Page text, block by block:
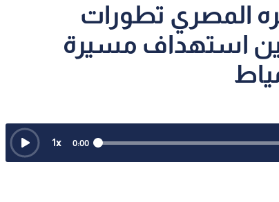
المصري تطورات
استهداف مسيرة
0:00
1x